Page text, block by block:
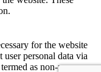
for the website
personal data via
as non-necessary